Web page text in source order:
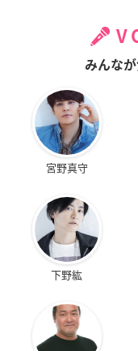
みんな
宮野真守
下野紘